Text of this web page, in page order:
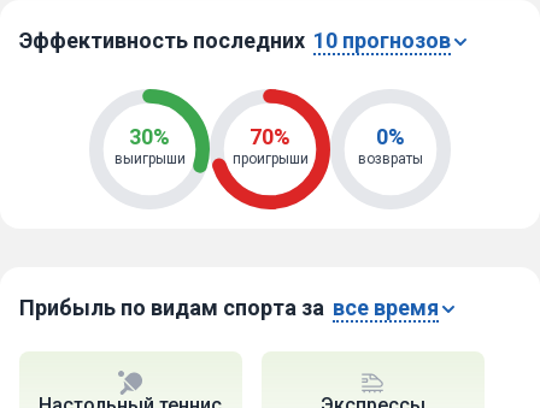
Эффективность последних 10 прогнозов
30%
выигрыши
70%
проигрыши
0%
возвраты
Прибыль по видам спорта за все время